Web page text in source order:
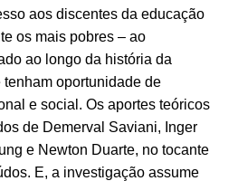
aos discentes da educação
os mais pobres – ao
ao longo da história da
oportunidade de
e social. Os aportes teóricos
de Demerval Saviani, Inger
e Newton Duarte, no tocante
E, a investigação assume